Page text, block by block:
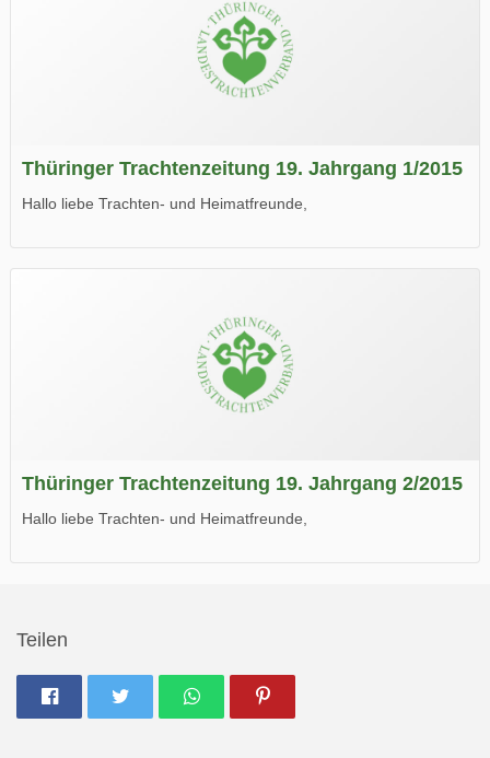
Thüringer Trachtenzeitung 19. Jahrgang 1/2015
Hallo liebe Trachten- und Heimatfreunde,
Wir wünschen Euch viel Spaß beim Lesen.
Thüringer Trachtenzeitung 19. Jahrgang 2/2015
Hallo liebe Trachten- und Heimatfreunde,
Teilen